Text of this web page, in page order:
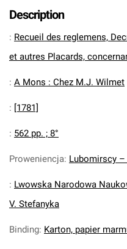
Description
: Recueil des reglemens,
et autres Placards,
: A Mons : Chez M.J. Wilmet
: [1781]
: 562 pp. ; 8°
Proweniencja: Lubomirscy –
: Lwowska Narodowa
V. Stefanyka
Binding: Karton, papier